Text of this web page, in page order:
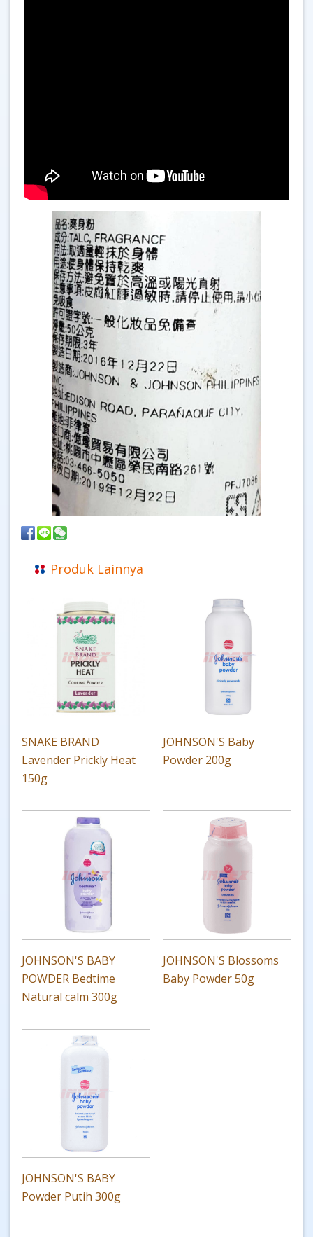
Produk Lainnya
SNAKE BRAND
Lavender Prickly Heat
150g
JOHNSON'S Baby
Powder 200g
JOHNSON'S BABY
POWDER Bedtime
Natural calm 300g
JOHNSON'S Blossoms
Baby Powder 50g
JOHNSON'S BABY
Powder Putih 300g